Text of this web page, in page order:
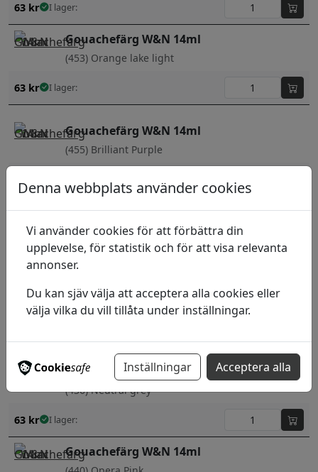
63 kr I lager:
Gouachefärg W&N 14ml
(453) Orange lake light
63 kr I lager:
Gouachefärg W&N 14ml
(455) Brilliant Purple
Gouachefärg W&N 14ml
(459) Oxid of chromium
71kr
Gouachefärg W&N 14ml
(466) Perm. Alizarin Crimson
105kr I lager:
Gouachefärg W&N 14ml
(436) Neutral grey
63 kr I lager:
Gouachefärg W&N 14ml
Denna webbplats använder cookies
Vi använder cookies för att förbättra din
upplevelse, för statistik och för att visa relevanta
annonser.
Du kan sjäv välja att acceptera alla cookies eller
välja vilka du vill tillåta under inställningar.
Inställningar Acceptera alla